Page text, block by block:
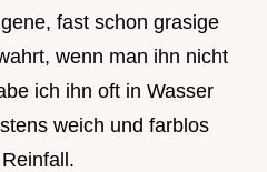
fast schon grasige
wenn man ihn nicht
ich ihn oft in Wasser
weich und farblos